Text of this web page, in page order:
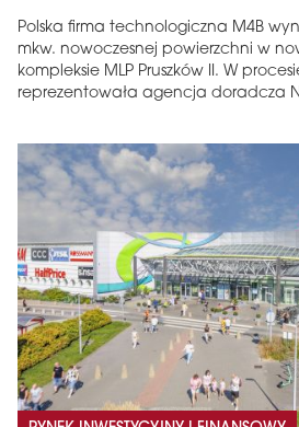
Polska firma technologiczna M4B
mkw. nowoczesnej powierzchni w
kompleksie MLP Pruszków II. W
reprezentowała agencja doradcza